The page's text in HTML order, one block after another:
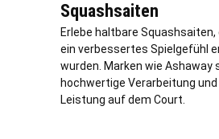
Squashsaiten
Erlebe haltbare
ein verbessertes Spielgefühl
wurden. Marken wie Ashaway
hochwertige Verarbeitung
Leistung auf dem Court.